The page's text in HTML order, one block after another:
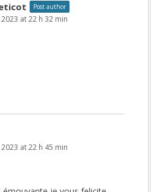
Post author
at 22 h 32 min
at 22 h 45 min